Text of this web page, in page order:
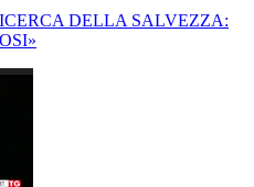
DELLA SALVEZZA: